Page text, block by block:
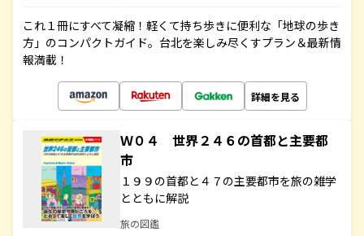
これ１冊にすべて凝縮！軽くて持ち歩きに便利な「地球の歩き
方」のコンパクトガイド。台北を楽しみ尽くすプラン＆最新情
報満載！
詳細を見る
Ｗ０４ 世界２４６の首都と主要都
市
１９９の首都と４７の主要都市を旅の雑学
とともに解説
旅の図鑑